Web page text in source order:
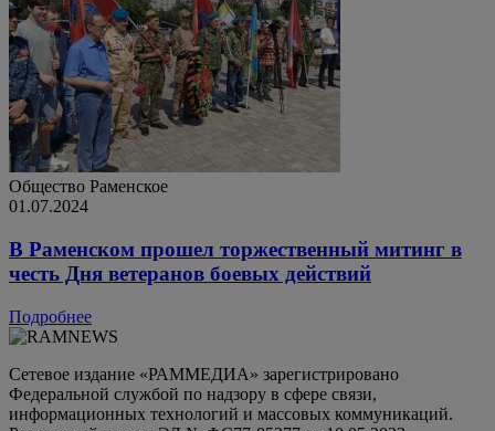
Общество Раменское
01.07.2024
В Раменском прошел торжественный митинг в
честь Дня ветеранов боевых действий
Подробнее
Сетевое издание «РАММЕДИА» зарегистрировано
Федеральной службой по надзору в сфере связи,
информационных технологий и массовых коммуникаций.